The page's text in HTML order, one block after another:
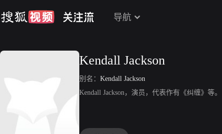
导航
Kendall Jackson
别名： Kendall Jackson
Kendall Jackson，演员，代表作有《纠缠》等。